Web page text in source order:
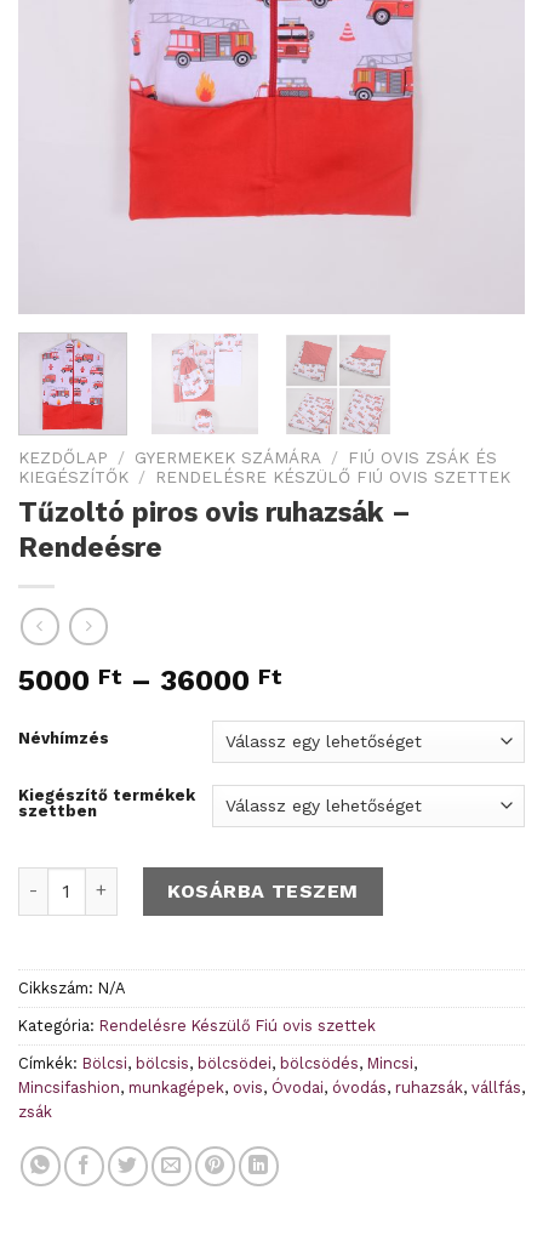
KEZDŐLAP / GYERMEKEK SZÁMÁRA /
FIÚ OVIS ZSÁK ÉS
KIEGÉSZÍTŐK / RENDELÉSRE KÉSZÜLŐ FIÚ OVIS SZETTEK
Tűzoltó piros ovis ruhazsák –
Rendeésre
5000 Ft – 36000 Ft
Névhímzés
Kiegészítő termékek
szettben
Tűzoltó piros ovis ruhazsák - Rendeésre mennyiség
KOSÁRBA TESZEM
Cikkszám: N/A
Kategória: Rendelésre Készülő Fiú ovis szettek
Címkék: Bölcsi, bölcsis, bölcsödei, bölcsödés, Mincsi,
Mincsifashion, munkagépek, ovis, Óvodai, óvodás, ruhazsák, vállfás,
zsák